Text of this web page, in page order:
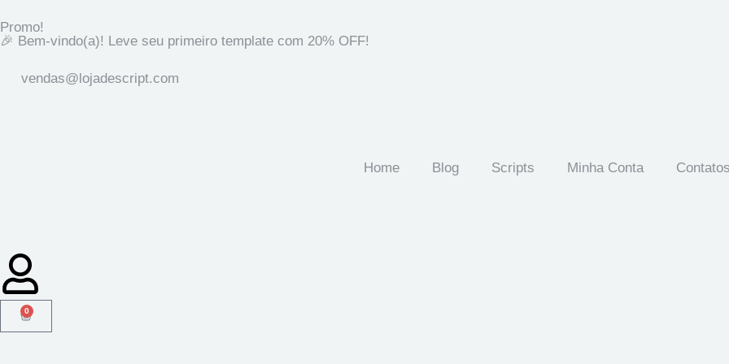
Promo!
🎉 Bem-vindo(a)! Leve seu primeiro template com 20% OFF!
vendas@lojadescript.com
Home Blog Scripts Minha Conta
0